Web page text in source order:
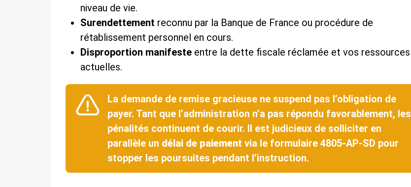
niveau de vie.
Surendettement reconnu par la Banque de France ou procédure de
rétablissement personnel en cours.
Disproportion manifeste entre la dette fiscale réclamée et vos ressources
actuelles.
La demande de remise gracieuse ne suspend pas l’obligation de
payer. Tant que l’administration n’a pas répondu favorablement, les
pénalités continuent de courir. Il est judicieux de solliciter en
parallèle un délai de paiement via le formulaire 4805-AP-SD pour
stopper les poursuites pendant l’instruction.